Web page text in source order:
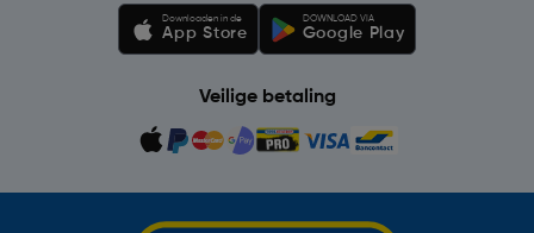
Downloaden in de
App Store
DOWNLOAD VIA
Google Play
Veilige betaling